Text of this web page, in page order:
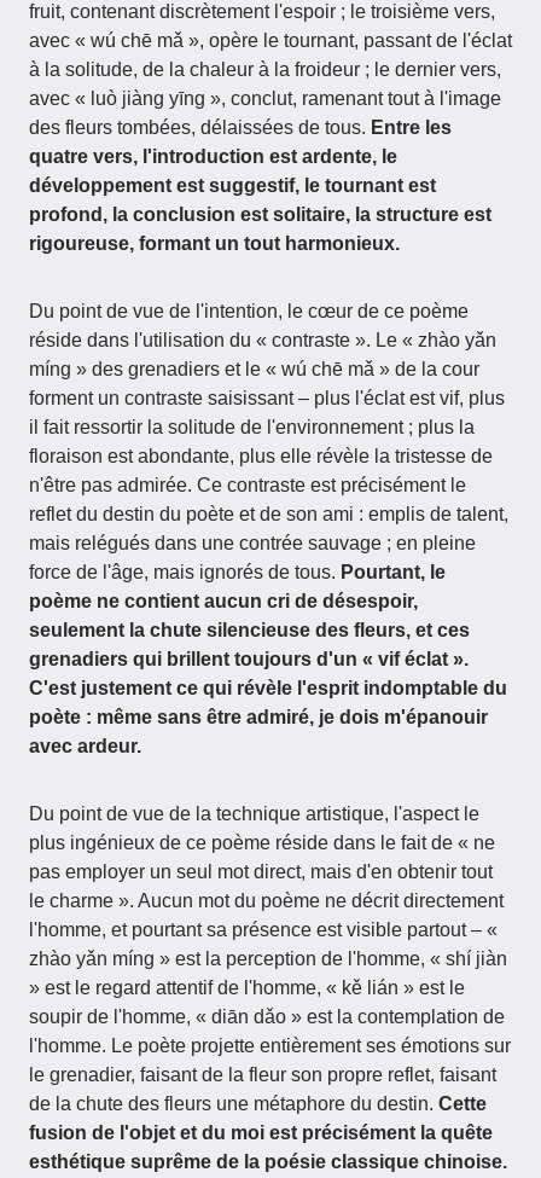
fruit, contenant discrètement l'espoir ; le troisième vers,
avec « wú chē mǎ », opère le tournant, passant de l'éclat
à la solitude, de la chaleur à la froideur ; le dernier vers,
avec « luò jiàng yīng », conclut, ramenant tout à l'image
des fleurs tombées, délaissées de tous. Entre les
quatre vers, l'introduction est ardente, le
développement est suggestif, le tournant est
profond, la conclusion est solitaire, la structure est
rigoureuse, formant un tout harmonieux.
Du point de vue de l'intention, le cœur de ce poème
réside dans l'utilisation du « contraste ». Le « zhào yǎn
míng » des grenadiers et le « wú chē mǎ » de la cour
forment un contraste saisissant – plus l'éclat est vif, plus
il fait ressortir la solitude de l'environnement ; plus la
floraison est abondante, plus elle révèle la tristesse de
n'être pas admirée. Ce contraste est précisément le
reflet du destin du poète et de son ami : emplis de talent,
mais relégués dans une contrée sauvage ; en pleine
force de l'âge, mais ignorés de tous. Pourtant, le
poème ne contient aucun cri de désespoir,
seulement la chute silencieuse des fleurs, et ces
grenadiers qui brillent toujours d'un « vif éclat ».
C'est justement ce qui révèle l'esprit indomptable du
poète : même sans être admiré, je dois m'épanouir
avec ardeur.
Du point de vue de la technique artistique, l'aspect le
plus ingénieux de ce poème réside dans le fait de « ne
pas employer un seul mot direct, mais d'en obtenir tout
le charme ». Aucun mot du poème ne décrit directement
l'homme, et pourtant sa présence est visible partout – «
zhào yǎn míng » est la perception de l'homme, « shí jiàn
» est le regard attentif de l'homme, « kě lián » est le
soupir de l'homme, « diān dǎo » est la contemplation de
l'homme. Le poète projette entièrement ses émotions sur
le grenadier, faisant de la fleur son propre reflet, faisant
de la chute des fleurs une métaphore du destin. Cette
fusion de l'objet et du moi est précisément la quête
esthétique suprême de la poésie classique chinoise.